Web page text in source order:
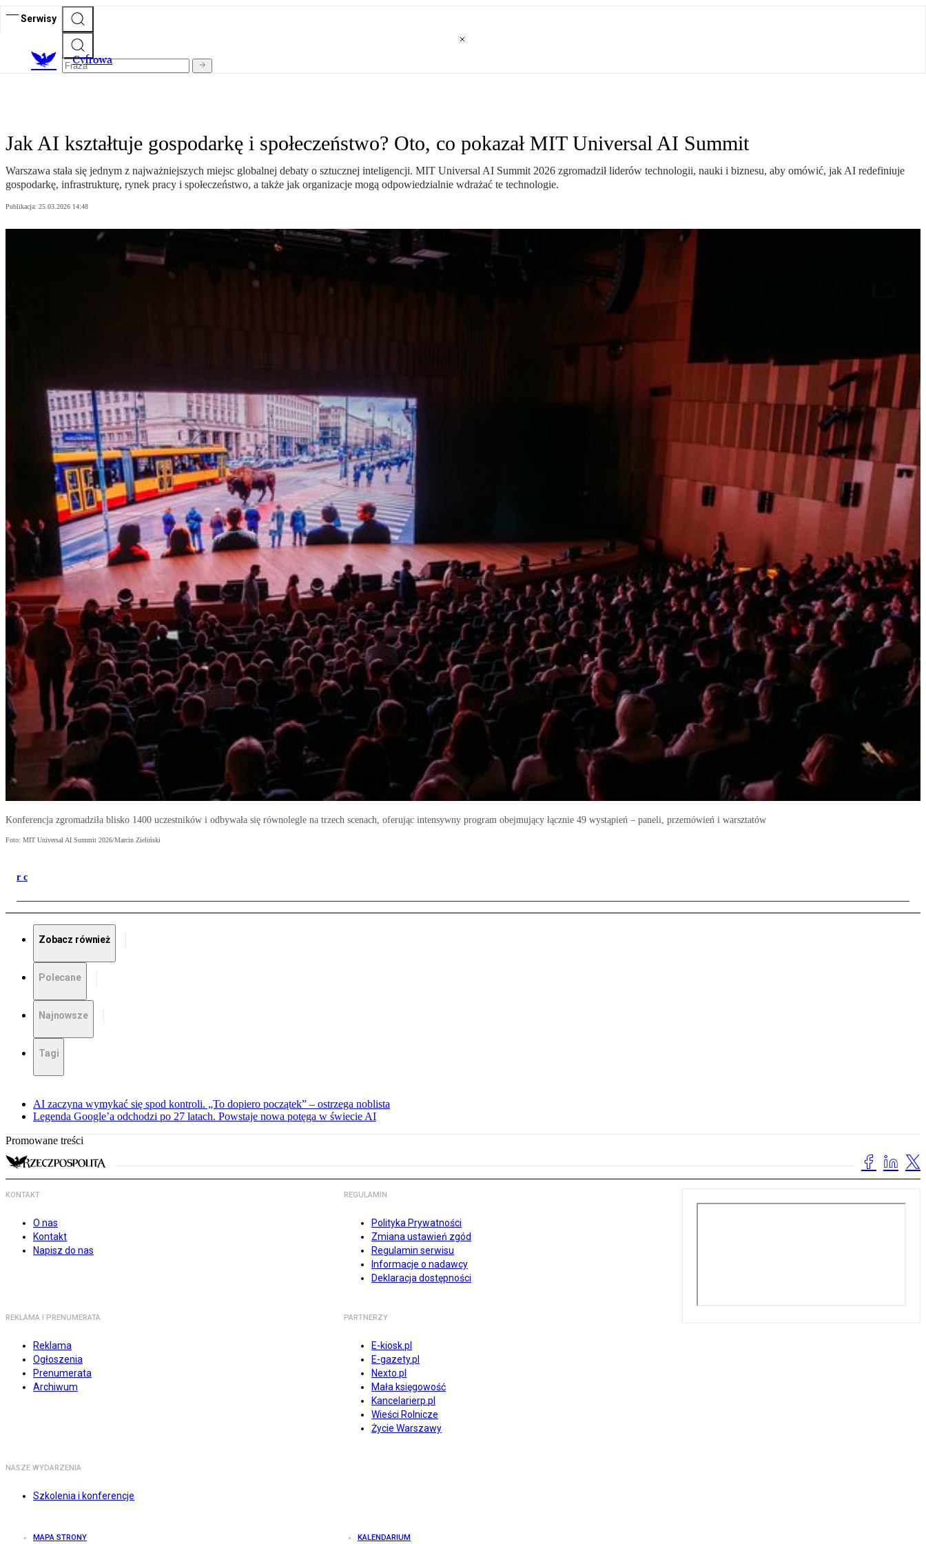
Serwisy
Cyfrowa
Jak AI kształtuje gospodarkę i społeczeństwo? Oto, co pokazał MIT Universal AI Summit
Warszawa stała się jednym z najważniejszych miejsc globalnej debaty o sztucznej inteligencji. MIT Universal AI Summit 2026 zgromadził liderów technologii, nauki i biznesu, aby omówić, jak AI redefiniuje
gospodarkę, infrastrukturę, rynek pracy i społeczeństwo, a także jak organizacje mogą odpowiedzialnie wdrażać te technologie.
Publikacja: 25.03.2026 14:48
Konferencja zgromadziła blisko 1400 uczestników i odbywała się równolegle na trzech scenach, oferując intensywny program obejmujący łącznie 49 wystąpień – paneli, przemówień i warsztatów
Foto: MIT Universal AI Summit 2026/Marcin Zieliński
r c
Zobacz również
Polecane
Najnowsze
Tagi
AI zaczyna wymykać się spod kontroli. „To dopiero początek” – ostrzega noblista
Legenda Google’a odchodzi po 27 latach. Powstaje nowa potęga w świecie AI
Promowane treści
KONTAKT
O nas
Kontakt
Napisz do nas
REGULAMIN
Polityka Prywatności
Zmiana ustawień zgód
Regulamin serwisu
Informacje o nadawcy
Deklaracja dostępności
REKLAMA I PRENUMERATA
Reklama
Ogłoszenia
Prenumerata
Archiwum
PARTNERZY
E-kiosk.pl
E-gazety.pl
Nexto.pl
Mała księgowość
Kancelarierp.pl
Wieści Rolnicze
Życie Warszawy
NASZE WYDARZENIA
Szkolenia i konferencje
MAPA STRONY KALENDARIUM